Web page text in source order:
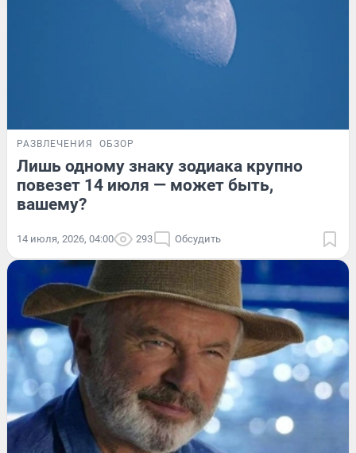
РАЗВЛЕЧЕНИЯ ОБЗОР
Лишь одному знаку зодиака крупно
повезет 14 июля — может быть,
вашему?
14 июля, 2026, 04:00 293 Обсудить